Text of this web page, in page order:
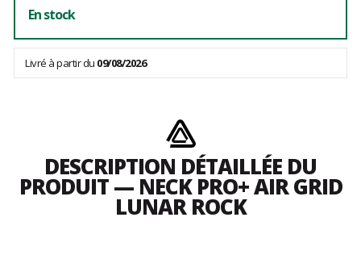
En stock
Livré à partir du 09/08/2026
DESCRIPTION DÉTAILLÉE DU
PRODUIT — NECK PRO+ AIR GRID
LUNAR ROCK